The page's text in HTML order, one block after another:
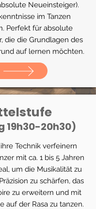
Neueinsteiger).
im Tanzen
Perfekt für absolute
die die Grundlagen des
auf lernen möchten.​​​
19h30-20h30)
Technik verfeinern
mit ca. 1 bis 5 Jahren
um die Musikalität zu
zu schärfen, das
zu erweitern und mit
auf der Rasa zu tanzen.